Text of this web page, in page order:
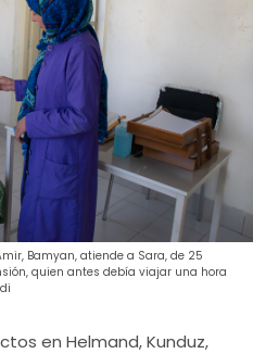
Bamyan, atiende a Sara, de 25
quien antes debía viajar una hora
en Helmand, Kunduz,